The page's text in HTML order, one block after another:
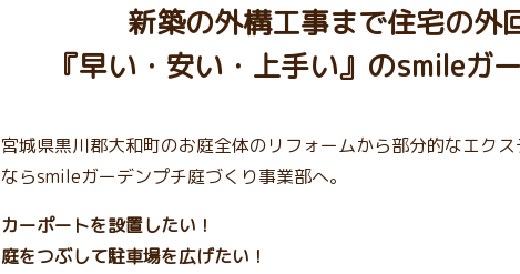
新築の外構工事まで住宅の外
『早い・安い・上手い』のsmileガ
宮城県黒川郡大和町のお庭全体のリフォームから部分的なエク
ならsmileガーデンプチ庭づくり事業部へ。
カーポートを設置したい！
庭をつぶして駐車場を広げたい！